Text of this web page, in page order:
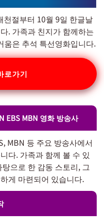
천절부터 10월 9일 한글날
. 가족과 친지가 함께하는
움은 추석 특선영화입니다.
로가기
EBS MBN 영화 방송사
MBN 등 주요 방송사에서
다. 가족과 함께 볼 수 있
으로 한 감동 스토리, 그
게 마련되어 있습니다.